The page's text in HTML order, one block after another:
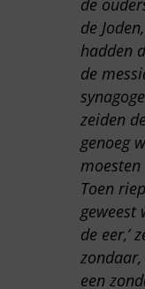
de
de
hadden
de
zeiden
genoeg
moesten
Toen
geweest
de eer,’
zondaar,
een